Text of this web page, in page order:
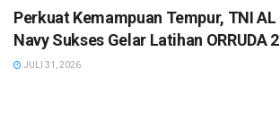
Perkuat Kemampuan Tempur, TNI AL
Navy Sukses Gelar Latihan ORRUDA
JULI 31, 2026